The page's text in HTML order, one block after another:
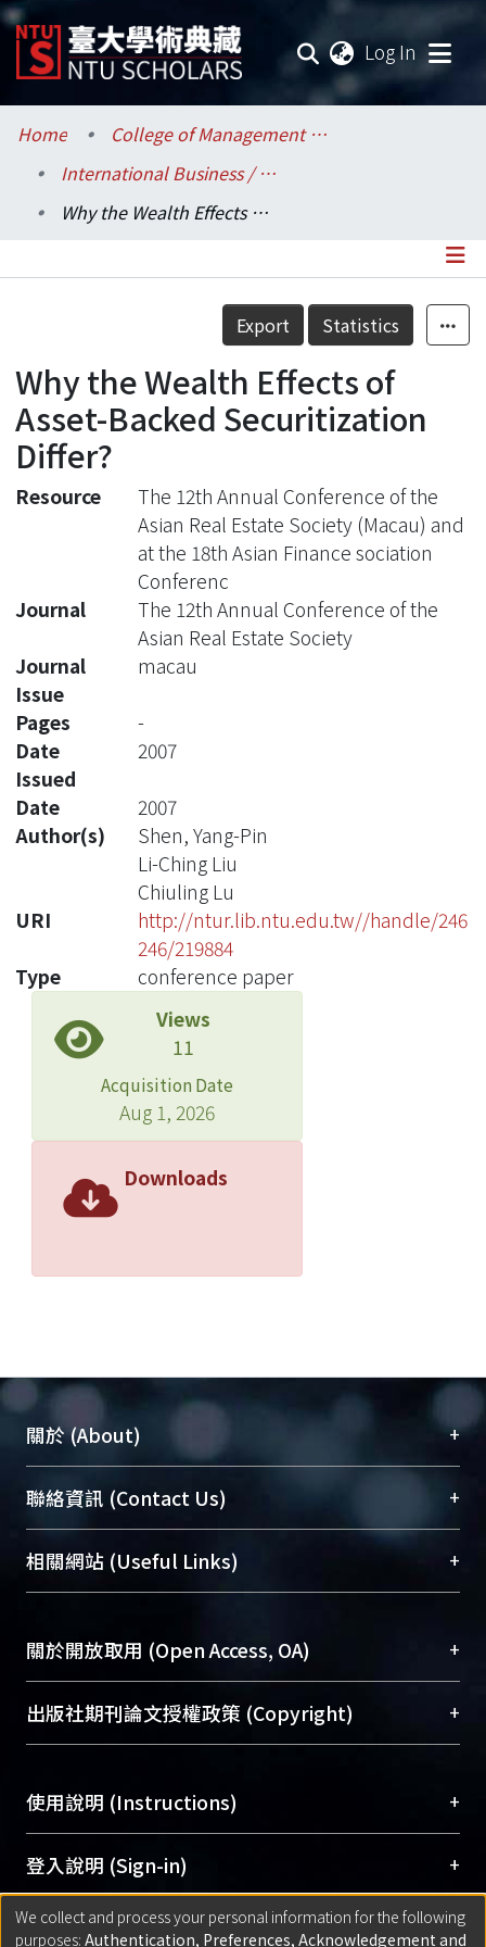
Log In
Communities & Collections
Research Outputs
Statistics
Home
College of Management / 管理學院
International Business / 國際企業學系
Why the Wealth Effects of Asset-Backed Securitization Differ?
Details
Export Statistics
Why the Wealth Effects of
Asset-Backed Securitization
Differ?
Resource
The 12th Annual Conference of the
Asian Real Estate Society (Macau) and
at the 18th Asian Finance sociation
Conferenc
Journal
The 12th Annual Conference of the
Asian Real Estate Society
Journal
Issue
macau
Pages
-
Date
Issued
2007
Date
2007
Author(s)
Shen, Yang-Pin
Li-Ching Liu
Chiuling Lu
URI
http://ntur.lib.ntu.edu.tw//handle/246
246/219884
Type
conference paper
Views
11
Acquisition Date
Aug 1, 2026
Downloads
關於 (About) +
臺大位居世界頂尖大學之列，為永久珍藏及向國際
展現本校豐碩的研究成果及學術能量，圖書館整合
機構典藏（NTUR）與學術庫（AH）不同功能平
台，成為臺大學術典藏NTU scholars。期能整合研
成果。
To permanently archive and promote researcher
profiles and scholarly works, Library integrates the
services of “NTU Repository” with “Academic
聯絡資訊 (Contact Us) +
總館學科館員(Main Library)
醫學圖書館學科館員(Medical Library)
Sciences Library)
相關網站 (Useful Links) +
關於開放取用 (Open Access, OA) +
開放取用是從使用者角度提升資訊取用性的社會運
動，應用在學術研究上是透過將研究著作公開供使
用逐年攀升。同時可加速研究發展、提升研究影響
Archive）平台。 （點選深入了解OA）
出版社期刊論文授權政策 (Copyright) +
含部分內容的版權非匯入者所有，或由第三方贊
助與合作完成，請確認該版權所有者及第三方同
意提供此授權。
Please represent that the submission is your
original work, and that you have the right to
使用說明 (Instructions) +
網站簡介(Quickstart Guide)
使用手冊(Instruction Manual)
線上預約服務(Booking Service)
登入說明 (Sign-in) +
方案一：臺灣大學計算機中心帳號登入
匯入著作 (Submission) +
We collect and process your personal information for the following
purposes: Authentication, Preferences, Acknowledgement and